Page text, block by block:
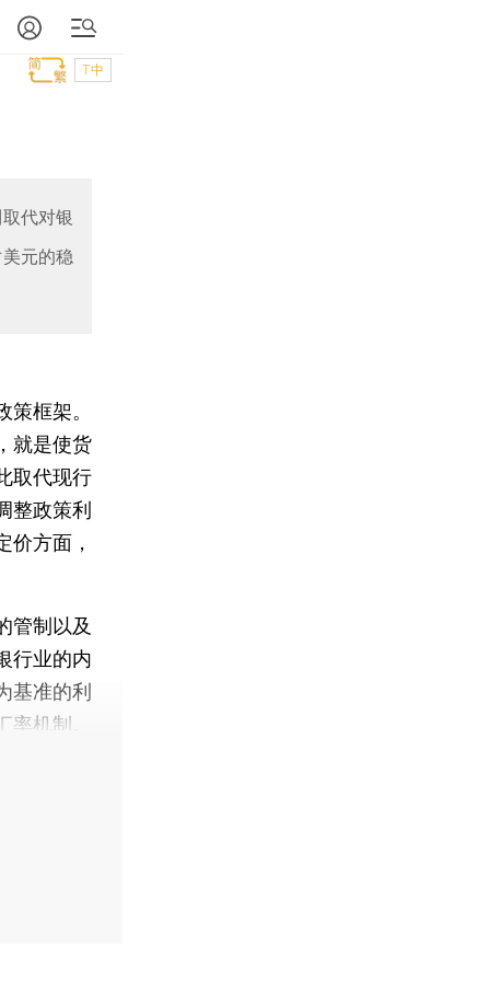
T中
代对银
元的稳
框架。
就是使货
取代现行
整政策利
价方面，
管制以及
行业的内
基准的利
机制。